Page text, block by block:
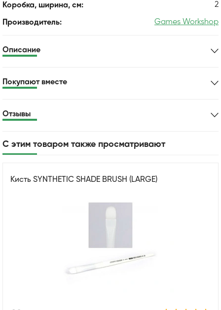
Коробка, ширина, см: 2
Производитель: Games Workshop
Описание
Покупают вместе
Отзывы
С этим товаром также просматривают
Кисть SYNTHETIC SHADE BRUSH (LARGE)